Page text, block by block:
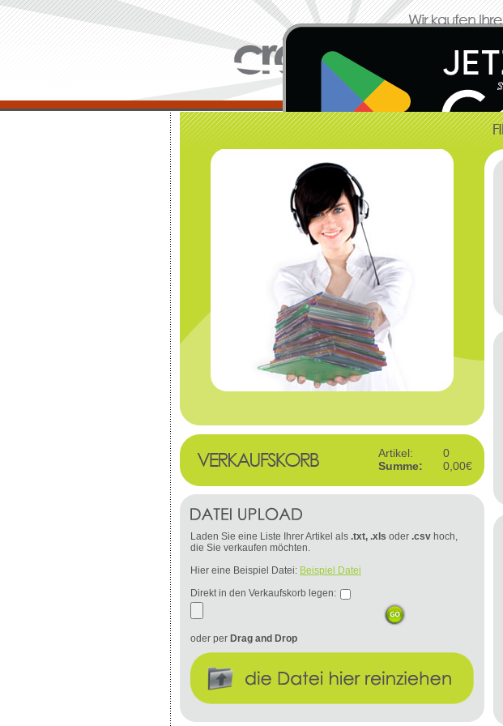
Artikel:
0
Summe:
0,00€
Laden Sie eine Liste Ihrer Artikel als .txt, .xls oder .csv hoch,
die Sie verkaufen möchten.
Hier eine Beispiel Datei: Beispiel Datei
Direkt in den Verkaufskorb legen:
oder per Drag and Drop